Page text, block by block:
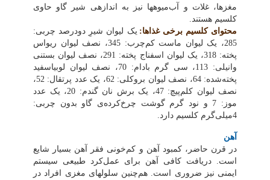
مغزها، غلات و آب‌میوه‏ها نیز به اندازه‏ی شیر گاو حاوی
کلسیم هستند.
محتوای کلسیم برخی غذاها: یک لیوان شیرِ دودرصد چربی:
285، یک لیوان ماست کم‌چرب: 345، نصف لیوان ریواس
پخته: 318، یک لیوان اسفناج پخته: 291، نصف لیوان بستنی
وانیلی: 113، سی گرم بادام: 70، نصف لیوان لوبیاسفید
پخته‌شده: 64، نصف لیوان بروکلی: 62، یک عدد پرتقال: 52،
نصف لیوان کلم‌پیچ: 47، یک برش نان گندم: 20، یک عدد
موز: 7 و نود گرم گوشت چرخ‌کرده‌ی گاو بدون چربی:
4میلی‌گرم کلسیم دارد.
آهن
در قرن حاضر، کمبود آهن و کم‌خونی فقر آهن بسیار شایع
است. دریافت کافی آهن برای عمل‌کرد طبیعی سیستم
ایمنی نیز ضروری است. هم‌چنین سلول‏های مغزی افراد در